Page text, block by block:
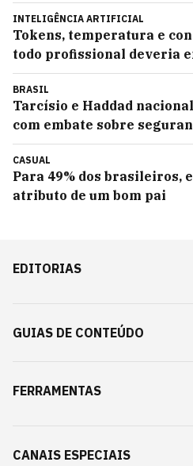
INTELIGÊNCIA ARTIFICIAL
Tokens, temperatura e
todo profissional deveria
BRASIL
Tarcísio e Haddad
com embate sobre
CASUAL
Para 49% dos brasileiros,
atributo de um bom pai
EDITORIAS
GUIAS DE CONTEÚDO
FERRAMENTAS
CANAIS ESPECIAIS